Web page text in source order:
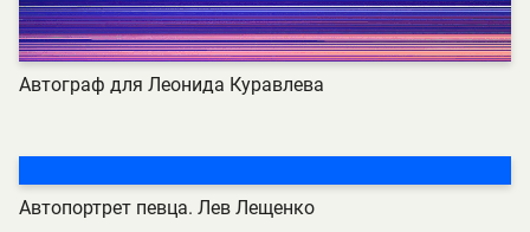
Автограф для Леонида Куравлева
Автопортрет певца. Лев Лещенко